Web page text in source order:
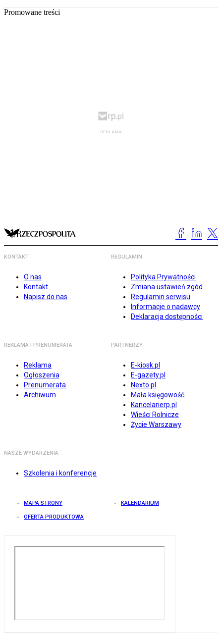
Promowane treści
KONTAKT
O nas
Kontakt
Napisz do nas
REGULAMIN
Polityka Prywatności
Zmiana ustawień zgód
Regulamin serwisu
Informacje o nadawcy
Deklaracja dostępności
REKLAMA I PRENUMERATA
Reklama
Ogłoszenia
Prenumerata
Archiwum
PARTNERZY
E-kiosk.pl
E-gazety.pl
Nexto.pl
Mała księgowość
Kancelarierp.pl
Wieści Rolnicze
Życie Warszawy
NASZE WYDARZENIA
Szkolenia i konferencje
MAPA STRONY KALENDARIUM
OFERTA PRODUKTOWA